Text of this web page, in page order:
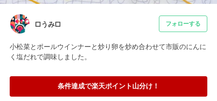
□うみ□ フォローする
小松菜とポールウインナーと炒り卵を炒め合わせて市販のにんに
く塩だれで調味しました。
条件達成で楽天ポイント山分け！